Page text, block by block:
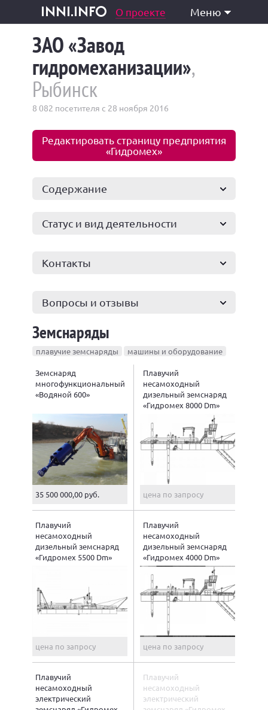
inni.info
и услуги О проекте Меню
ЗАО «Завод
гидромеханизации»,
Рыбинск
8 082 посетителя с 28 ноября 2016
Редактировать страницу предприятия
«Гидромех»
Содержание
Статус и вид деятельности
Контакты
Вопросы и отзывы
Земснаряды
плавучие земснаряды машины и оборудование
Земснаряд
многофункциональный
«Водяной 600»
35 500 000,00 руб.
Плавучий
несамоходный
дизельный земснаряд
«Гидромех 8000 Dm»
цена по запросу
Плавучий
несамоходный
дизельный земснаряд
«Гидромех 5500 Dm»
цена по запросу
Плавучий
несамоходный
дизельный земснаряд
«Гидромех 4000 Dm»
цена по запросу
Плавучий
несамоходный
электрический
Плавучий
несамоходный
электрический